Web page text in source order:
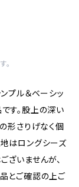
。
プル＆ベーシッ
す。股上の深い
形さりげなく個
はロングシーズ
ざいませんが、
とご確認の上ご